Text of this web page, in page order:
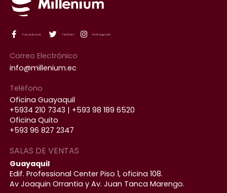
Facebook Twitter Instagram
Correo Electrónico
info@millenium.ec
Teléfono
Oficina Guayaquil
+5934 210 7343 | +593 98 189 6520
Oficina Quito
+593 96 827 2347
SALAS DE VENTAS
Guayaquil
Edif. Professional Center Piso 1, oficina 108.
Av Joaquin Orrantia y Av. Juan Tanca Marengo.